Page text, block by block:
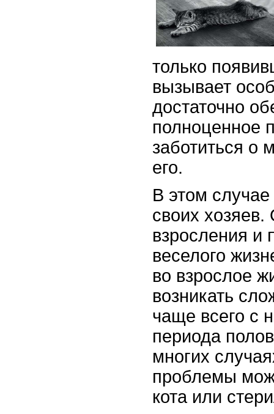
только
вызывает
достаточно
полноценное
заботиться о
его.
В этом
своих
взросления и
веселого
во взрослое
возникать
чаще всего с
периода
многих
проблемы
кота или